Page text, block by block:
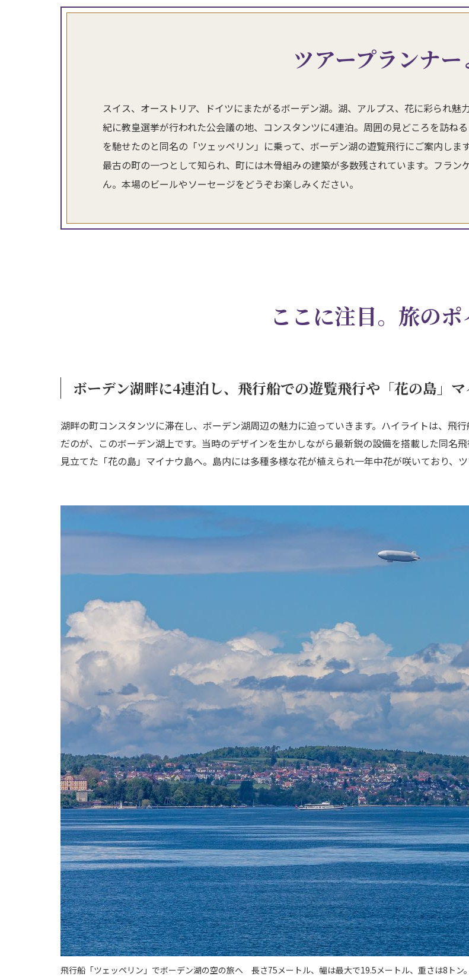
ツアープランナー
スイス、オーストリア、ドイツにまたがるボーデン湖。湖、アルプス、花に彩られ魅
紀に教皇選挙が行われた公会議の地、コンスタンツに4連泊。周囲の見どころを訪ね
を馳せたのと同名の「ツェッペリン」に乗って、ボーデン湖の遊覧飛行にご案内し
最古の町の一つとして知られ、町には木骨組みの建築が多数残されています。フラ
ん。本場のビールやソーセージをどうぞお楽しみください。
ここに注目。旅のポ
ボーデン湖畔に4連泊し、飛行船での遊覧飛行や「花の島」
湖畔の町コンスタンツに滞在し、ボーデン湖周辺の魅力に迫っていきます。ハイライトは、飛
だのが、このボーデン湖上です。当時のデザインを生かしながら最新鋭の設備を搭載した同名
見立てた「花の島」マイナウ島へ。島内には多種多様な花が植えられ一年中花が咲いており、
飛行船「ツェッペリン」でボーデン湖の空の旅へ 長さ75メートル、幅は最大で19.5メートル、重さは8トン